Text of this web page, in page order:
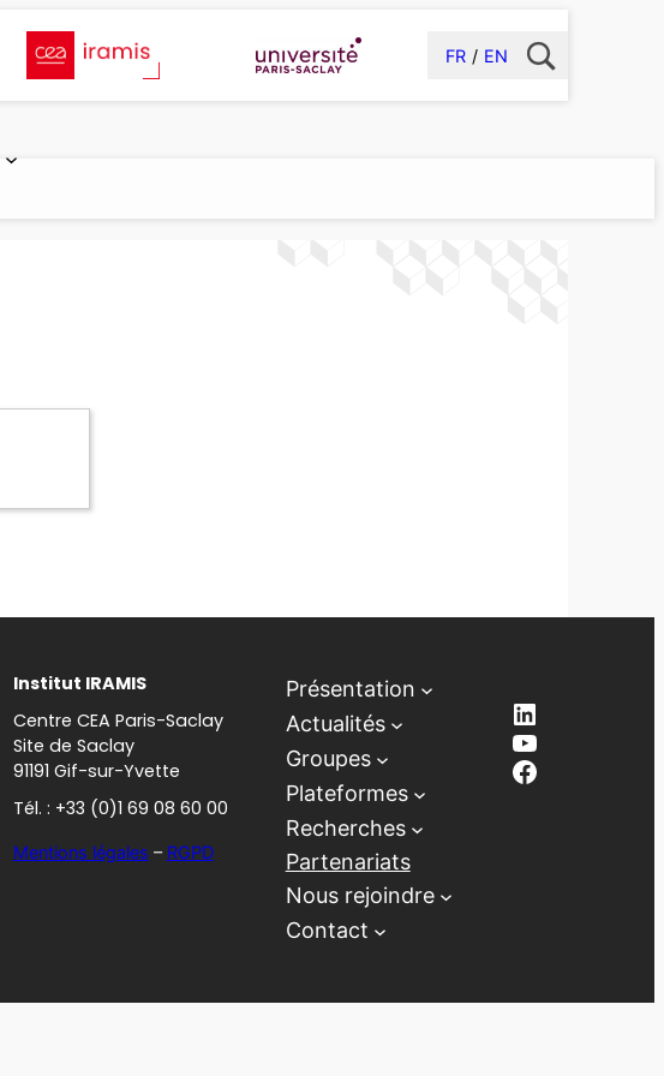
FR EN
Institut IRAMIS
Centre CEA Paris-Saclay
Site de Saclay
91191 Gif-sur-Yvette
Tél. : +33 (0)1 69 08 60 00
Mentions légales – RGPD
Présentation
Actualités
Groupes
Plateformes
Recherches
Partenariats
Nous rejoindre
Contact
LinkedIn
YouTube
Facebook